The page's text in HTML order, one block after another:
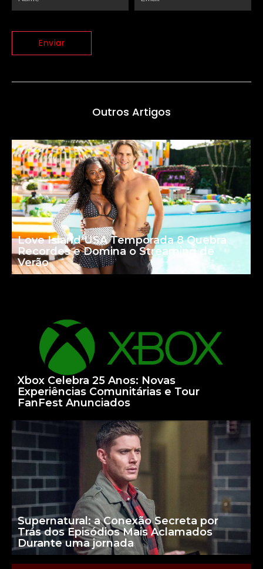
Outros Artigos
Love Island USA Temporada 8 Quebra
Recordes e Domina o Streaming de
Verão
Xbox Celebra 25 Anos: Novas
Experiências Comunitárias e Tour
FanFest Anunciados
Supernatural: a Conexão Secreta por
Trás dos Episódios Mais Aclamados
Durante uma jornada